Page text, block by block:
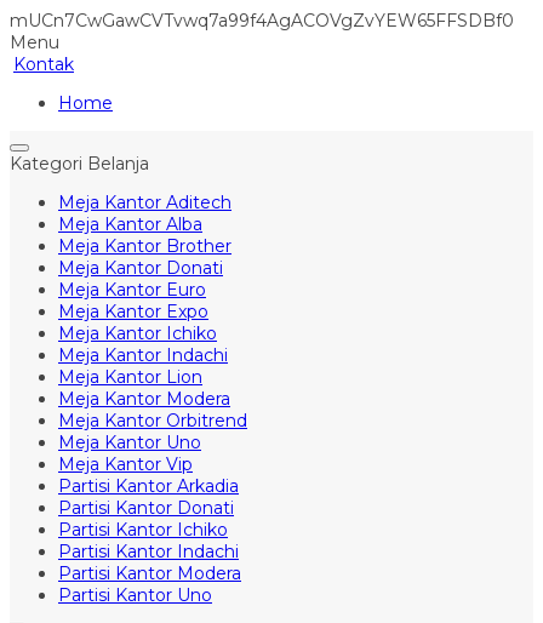
mUCn7CwGawCVTvwq7a99f4AgACOVgZvYEW65FFSDBf0
Menu
Kontak
Home
Kategori Belanja
Meja Kantor Aditech
Meja Kantor Alba
Meja Kantor Brother
Meja Kantor Donati
Meja Kantor Euro
Meja Kantor Expo
Meja Kantor Ichiko
Meja Kantor Indachi
Meja Kantor Lion
Meja Kantor Modera
Meja Kantor Orbitrend
Meja Kantor Uno
Meja Kantor Vip
Partisi Kantor Arkadia
Partisi Kantor Donati
Partisi Kantor Ichiko
Partisi Kantor Indachi
Partisi Kantor Modera
Partisi Kantor Uno